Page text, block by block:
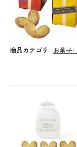
商品カテゴリ お菓子